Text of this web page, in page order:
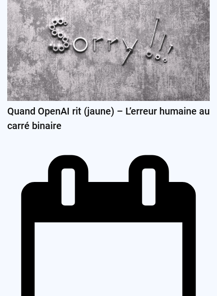
Quand OpenAI rit (jaune) – L’erreur humaine au
carré binaire